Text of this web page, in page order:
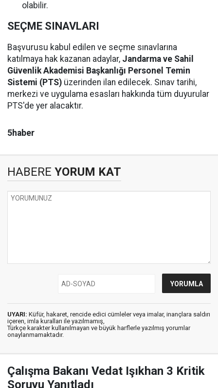
olabilir.
SEÇME SINAVLARI
Başvurusu kabul edilen ve seçme sınavlarına
katılmaya hak kazanan adaylar, Jandarma ve Sahil
Güvenlik Akademisi Başkanlığı Personel Temin
Sistemi (PTS) üzerinden ilan edilecek. Sınav tarihi,
merkezi ve uygulama esasları hakkında tüm duyurular
PTS'de yer alacaktır.
5haber
HABERE YORUM KAT
UYARI: Küfür, hakaret, rencide edici cümleler veya imalar, inançlara saldırı
içeren, imla kuralları ile yazılmamış,
Türkçe karakter kullanılmayan ve büyük harflerle yazılmış yorumlar
onaylanmamaktadır.
Çalışma Bakanı Vedat Işıkhan 3 Kritik
Soruyu Yanıtladı